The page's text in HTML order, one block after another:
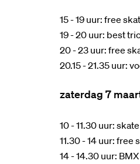
15 - 19 uur: free
19 - 20 uur: best
20 - 23 uur: free
20.15 - 21.35 uur:
zaterdag 7
10 - 11.30 uur:
11.30 - 14 uur: free
14 - 14.30 uur: